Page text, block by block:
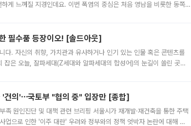
게 느껴질 지경인데요. 이번 폭염의 중심은 처음 영남을 비롯한 동쪽
필수품 등장이오! [솔드아웃]
다. 자신의 취향, 가치관과 유사하거나 인기 있는 인물 혹은 콘텐츠를
은 오늘, 잘파세대(Z세대와 알파세대의 합성어)의 눈길이 쏠린 곳은
'건의'⋯국토부 "협의 중" 입장만 [종합]
족 원인진단 및 대책 관련 브리핑 서울시가 재개발·재건축을 통한 주택
업으로 인한 '이주 대란' 우려와 정부와의 정책 엇박자 논란에 대해 정